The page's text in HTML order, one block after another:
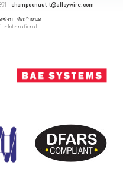
| chompoonuut_t@alloywire.com
ชอบ| ข้อกำหนด
International